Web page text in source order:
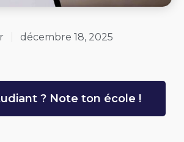
décembre 18, 2025
? Note ton école !